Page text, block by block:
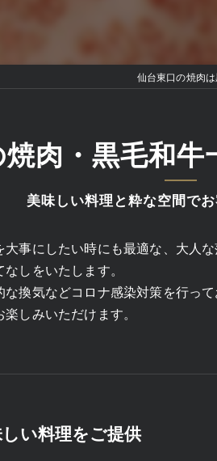
仙台東口の焼肉
美味しい料理と粋な空間で
肉・黒毛和牛
事にしたい時にも最適な、大人
しをいたします。
換気などコロナ感染対策を行っ
しみいただけます。
い料理をご提供